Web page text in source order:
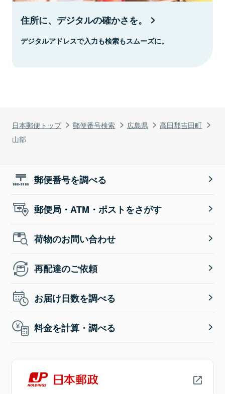
日本郵便トップ 郵便番号検索 広島県
高田郡吉田町
山部
住所に、デジタルの確かさを。
デジタルアドレスで入力も検索もスムーズに。
郵便番号を調べる
郵便局・ATM・ポストをさがす
荷物のお問い合わせ
再配達のご依頼
お届け日数を調べる
料金を計算・調べる